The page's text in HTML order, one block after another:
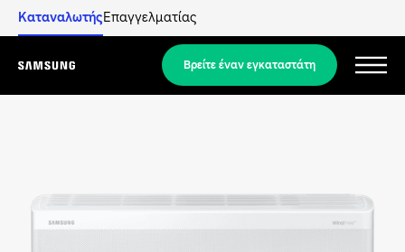
ΚαταναλωτήςΕπαγγελματίας
Menu
Βρείτε έναν εγκαταστάτη